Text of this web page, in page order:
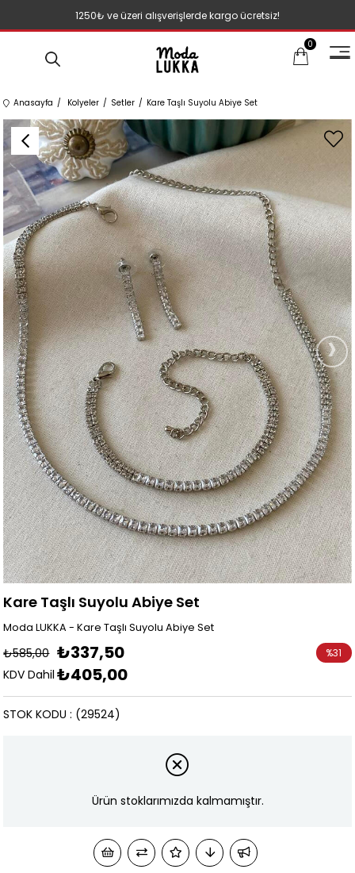
1250₺ ve üzeri alışverişlerde kargo ücretsiz!
0
Anasayfa Kolyeler Setler Kare Taşlı Suyolu Abiye Set
›
Kare Taşlı Suyolu Abiye Set
Moda LUKKA - Kare Taşlı Suyolu Abiye Set
₺585,00 ₺337,50
KDV Dahil ₺405,00
%31
(29524)
STOK KODU
Ürün stoklarımızda kalmamıştır.